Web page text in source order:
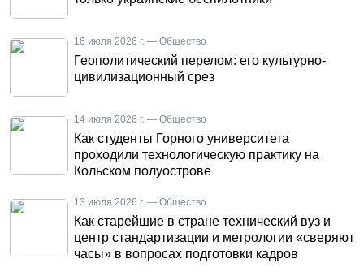
16 июля 2026 г. — Общество
Геополитический перелом: его культурно-
цивилизационный срез
14 июля 2026 г. — Общество
Как студенты Горного университета
проходили технологическую практику на
Кольском полуострове
13 июля 2026 г. — Общество
Как старейшие в стране технический вуз и
центр стандартизации и метрологии «сверяют
часы» в вопросах подготовки кадров